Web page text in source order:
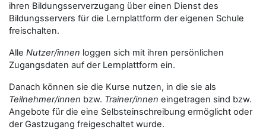
ihren Bildungsserverzugang über einen Dienst des
Bildungsservers für die Lernplattform der eigenen Schule
freischalten.
Alle Nutzer/innen loggen sich mit ihren persönlichen
Zugangsdaten auf der Lernplattform ein.
Danach können sie die Kurse nutzen, in die sie als
Teilnehmer/innen bzw. Trainer/innen eingetragen sind bzw.
Angebote für die eine Selbsteinschreibung ermöglicht oder
der Gastzugang freigeschaltet wurde.